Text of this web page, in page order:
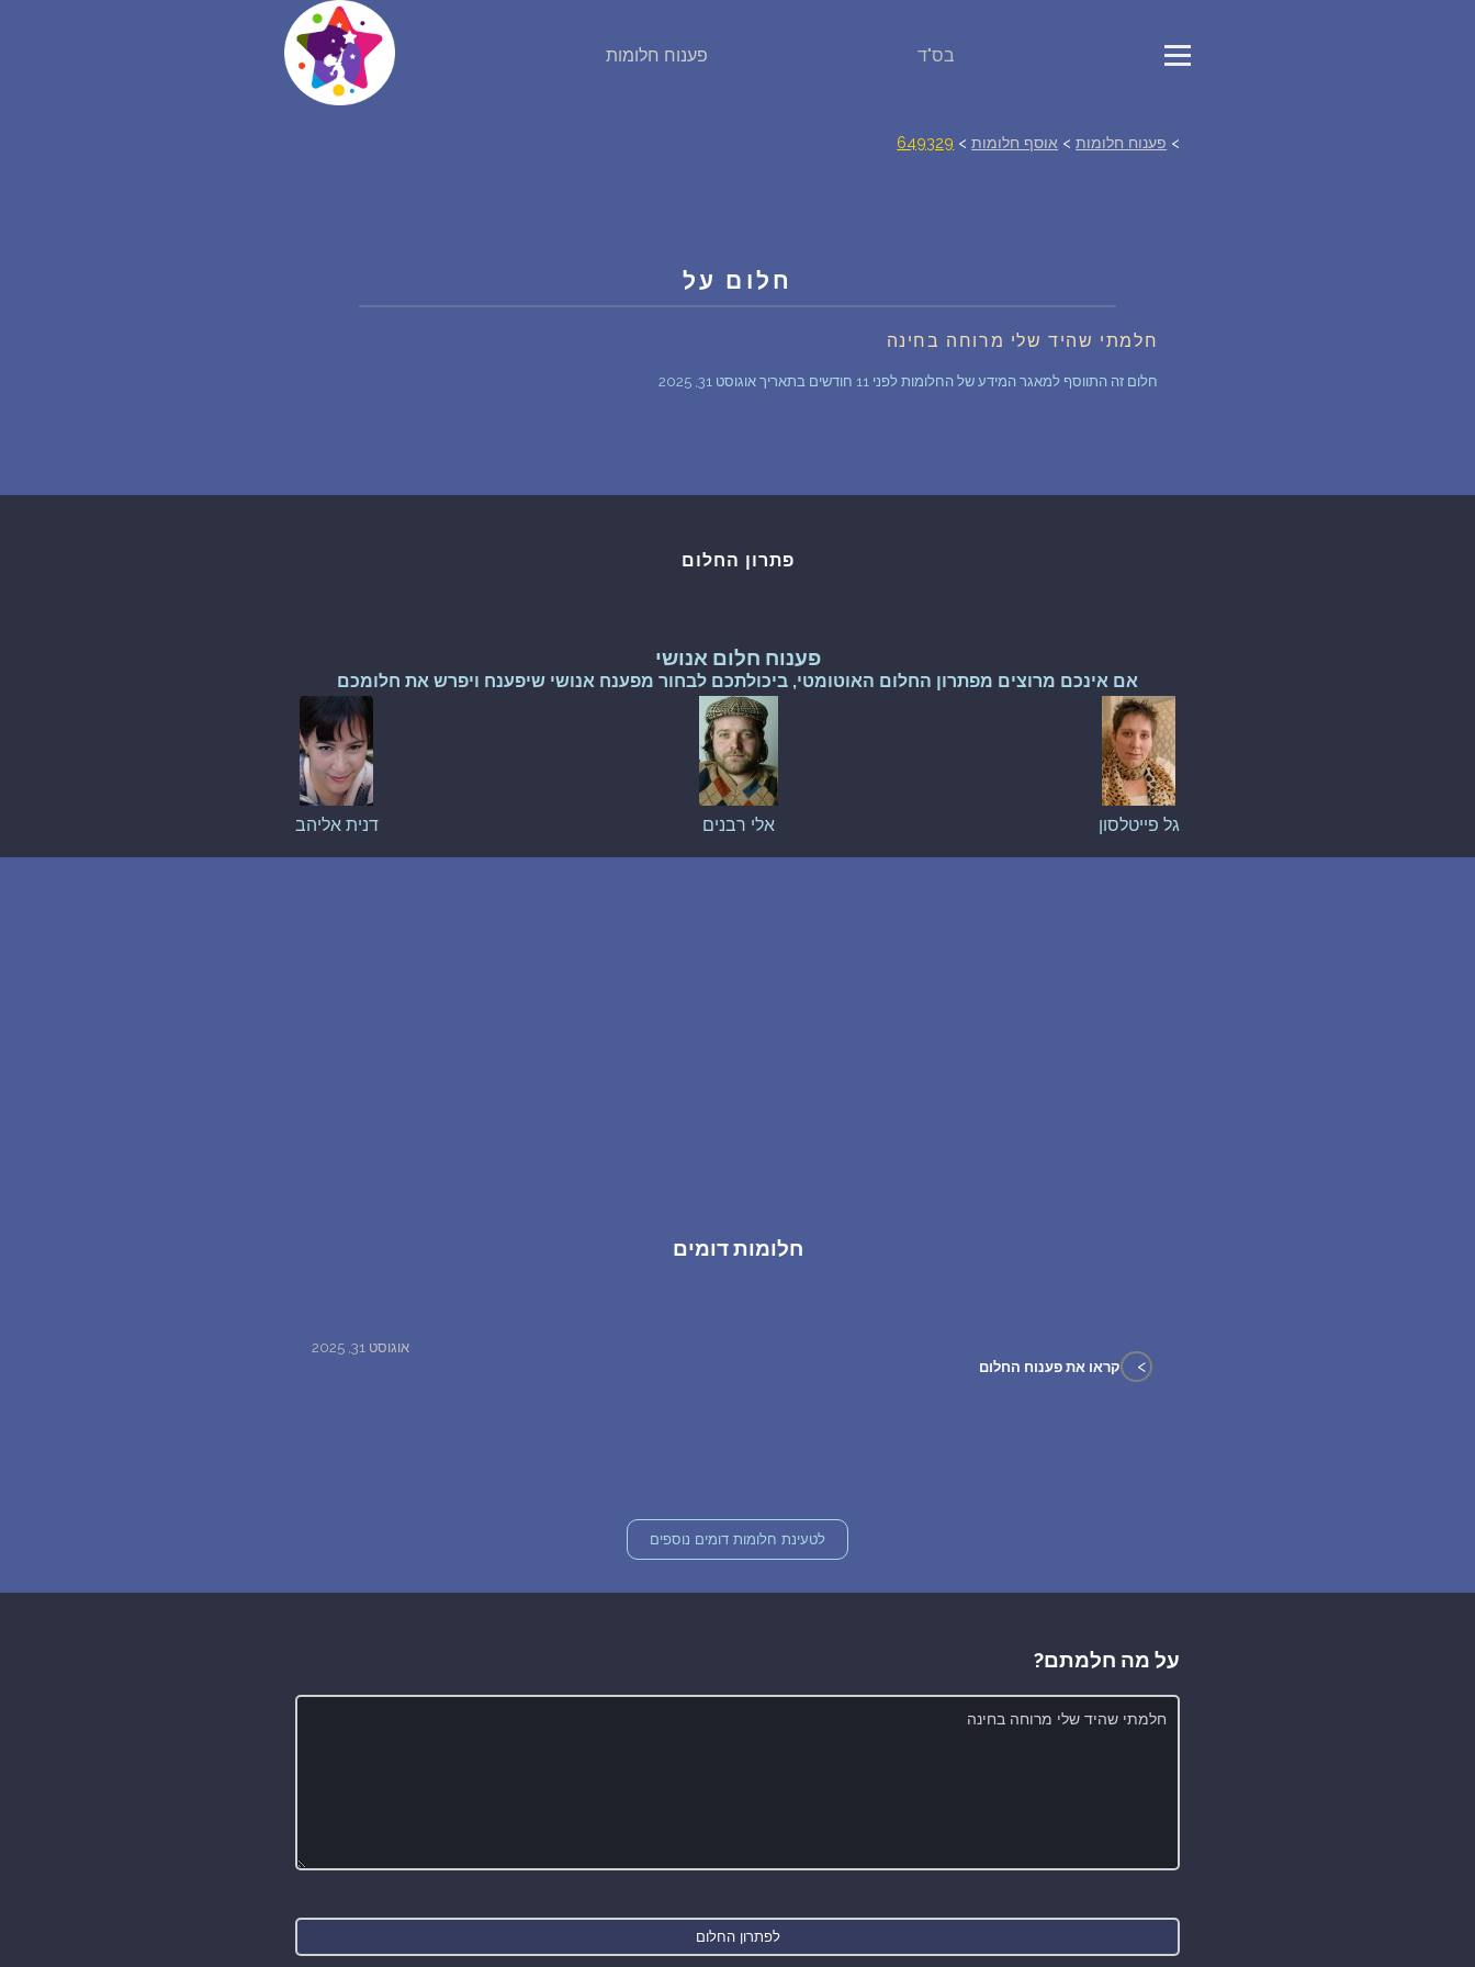
פענוח חלומות
בס"ד
אוסף החלומות
חלומות נפוצים
עלינו
מדיניות פרטיות
הסכם שימוש
1
> פענוח חלומות > אוסף חלומות >
649329
חלום על
חלמתי שהיד שלי מרוחה בחינה
חלום זה התווסף למאגר המידע של החלומות לפני 11 חודשים בתאריך אוגוסט 31, 2025
פתרון החלום
פענוח חלום אנושי
אם אינכם מרוצים מפתרון החלום האוטומטי, ביכולתכם לבחור מפענח אנושי שיפענח ויפרש את חלומכם
גל פייטלסון אלי רבנים דנית אליהב
חלומות דומים
אוגוסט 31, 2025
> קראו את פענוח החלום
לטעינת חלומות דומים נוספים
על מה חלמתם?